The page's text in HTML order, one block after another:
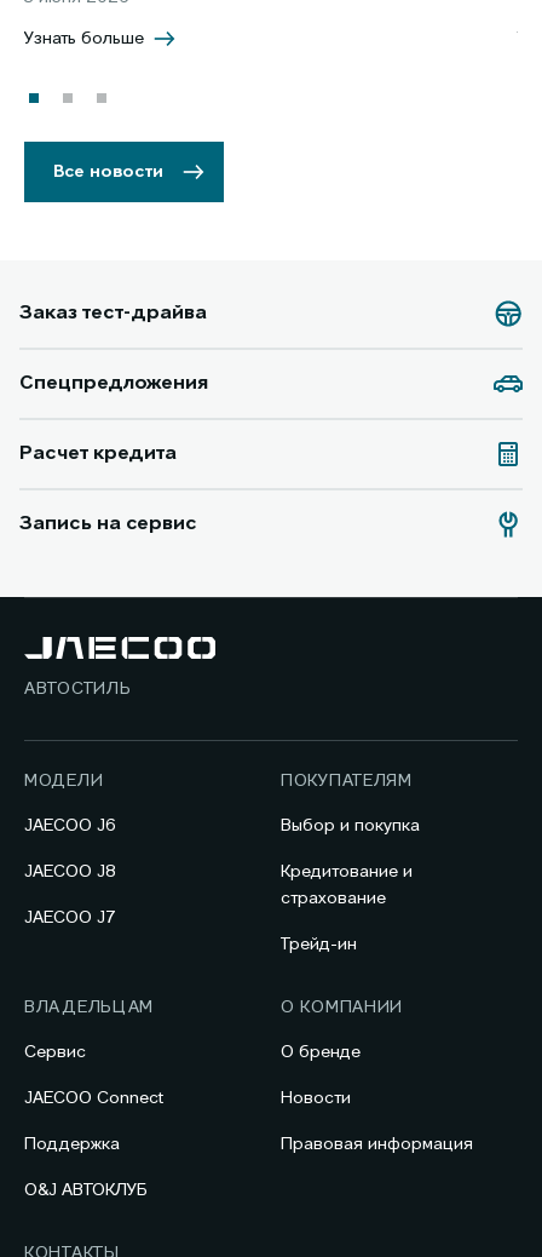
Узнать больше
Все новости
Заказ тест-драйва
Спецпредложения
Расчет кредита
Запись на сервис
АВТОСТИЛЬ
МОДЕЛИ
JAECOO J6
JAECOO J8
JAECOO J7
ПОКУПАТЕЛЯМ
Выбор и покупка
Кредитование и
страхование
Трейд-ин
ВЛАДЕЛЬЦАМ
Сервис
JAECOO Connect
Поддержка
O&J АВТОКЛУБ
О КОМПАНИИ
О бренде
Новости
Правовая информация
КОНТАКТЫ